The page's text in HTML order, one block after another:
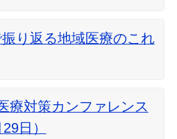
り返る地域医療のこれ
療対策カンファレンス
日）